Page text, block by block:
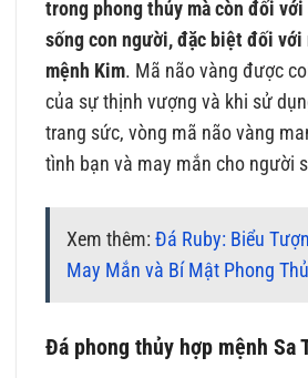
trong phong thủy mà còn đối
sống con người, đặc biệt đối với
mệnh Kim. Mã não vàng được
của sự thịnh vượng và khi sử
trang sức, vòng mã não vàng
tình bạn và may mắn cho người
Xem thêm:Đá Ruby: Biểu
May Mắn và Bí Mật Phong
Đá phong thủy hợp mệnh Sa